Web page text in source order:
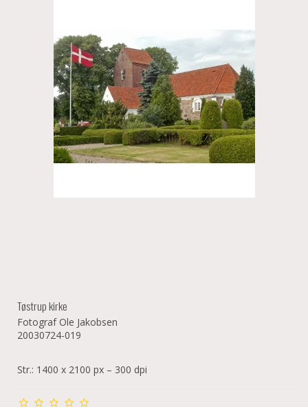
Tøstrup kirke
Fotograf Ole Jakobsen
20030724-019
Str.: 1400 x 2100 px – 300 dpi